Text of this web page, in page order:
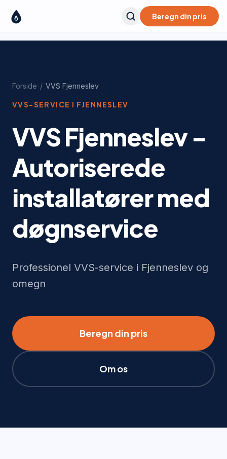
Beregn din pris
Forside / VVS Fjenneslev
VVS-SERVICE I FJENNESLEV
VVS Fjenneslev -
Autoriserede
installatører med
døgnservice
Professionel VVS-service i Fjenneslev og
omegn
Beregn din pris
Om os